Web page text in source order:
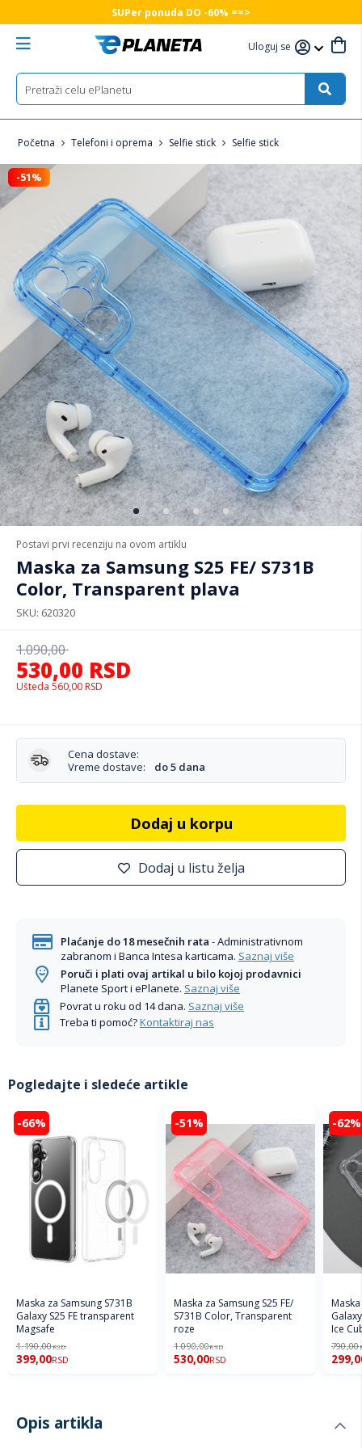
SUPer ponuda DO -60% ==>
Uloguj se
Početna Telefoni i oprema Selfie stick Selfie stick
Postavi prvi recenziju na ovom artiklu
Maska za Samsung S25 FE/ S731B
Color, Transparent plava
SKU 620320
530,00 RSD
1.090,00
Ušteda 560,00 RSD
Cena dostave:
Vreme dostave:
do 5 dana
Dodaj u korpu
Dodaj u listu želja
Plaćanje do 18 mesečnih rata - Administrativnom
zabranom i Banca Intesa karticama. Saznaj više
Poruči i plati ovaj artikal u bilo kojoj prodavnici
Planete Sport i ePlanete. Saznaj više
Povrat u roku od 14 dana. Saznaj više
Treba ti pomoć?Kontaktiraj nas
-51%
Pogledajte i sledeće artikle
-66%
Maska za Samsung S731B
Galaxy S25 FE transparent
Magsafe
1.190,00RSD
399,00RSD
-51%
Maska za Samsung S25 FE/
S731B Color, Transparent
roze
1.090,00RSD
530,00RSD
-62%
Ice
790,00
Opis artikla